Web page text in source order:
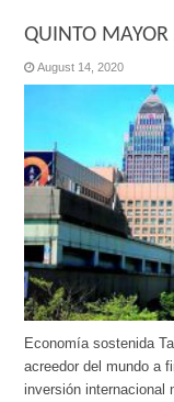
QUINTO MAYOR
August 14, 2020
Economía sostenida
acreedor del mundo a
inversión internacional